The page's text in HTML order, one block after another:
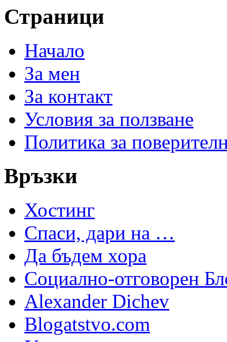
Страници
Начало
За мен
За контакт
Условия за ползване
Политика за
Връзки
Хостинг
Спаси, дари на …
Да бъдем хора
Социално-отговорен
Alexander Dichev
Blogatstvo.com